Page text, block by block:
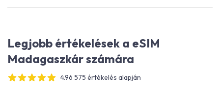
Legjobb értékelések a eSIM
Madagaszkár számára
4.96 575 értékelés alapján